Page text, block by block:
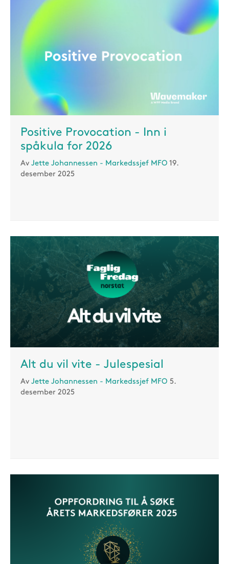
Positive Provocation - Inn i
spåkula for 2026
Av Jette Johannessen - Markedssjef MFO 19.
desember 2025
Alt du vil vite - Julespesial
Av Jette Johannessen - Markedssjef MFO 5.
desember 2025